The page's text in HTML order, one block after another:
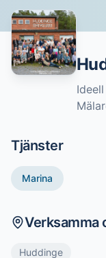
Tjänster
Marina
Verksamma
Huddinge